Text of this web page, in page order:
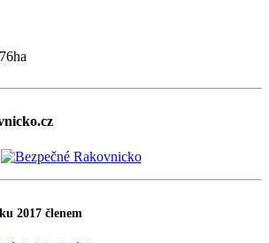
2017 členem